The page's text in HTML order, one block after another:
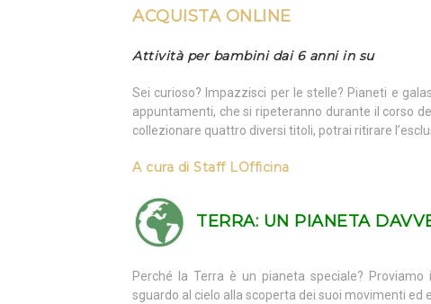
ACQUISTA ONLINE
Attività per bambini dai 6 anni in su
Sei curioso? Impazzisci per le stelle? Pianeti e
appuntamenti, che si ripeteranno durante il corso
collezionare quattro diversi titoli, potrai ritirare
A cura di Staff LOfficina
TERRA: UN PIANETA
Perché la Terra è un pianeta speciale?
sguardo al cielo alla scoperta dei suoi movimenti ed